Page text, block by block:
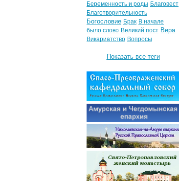
Беременность и роды Благовест
Благотворительность
Богословие Брак В начале
было слово Великий пост Вера
Викариатство Вопросы
Показать все теги